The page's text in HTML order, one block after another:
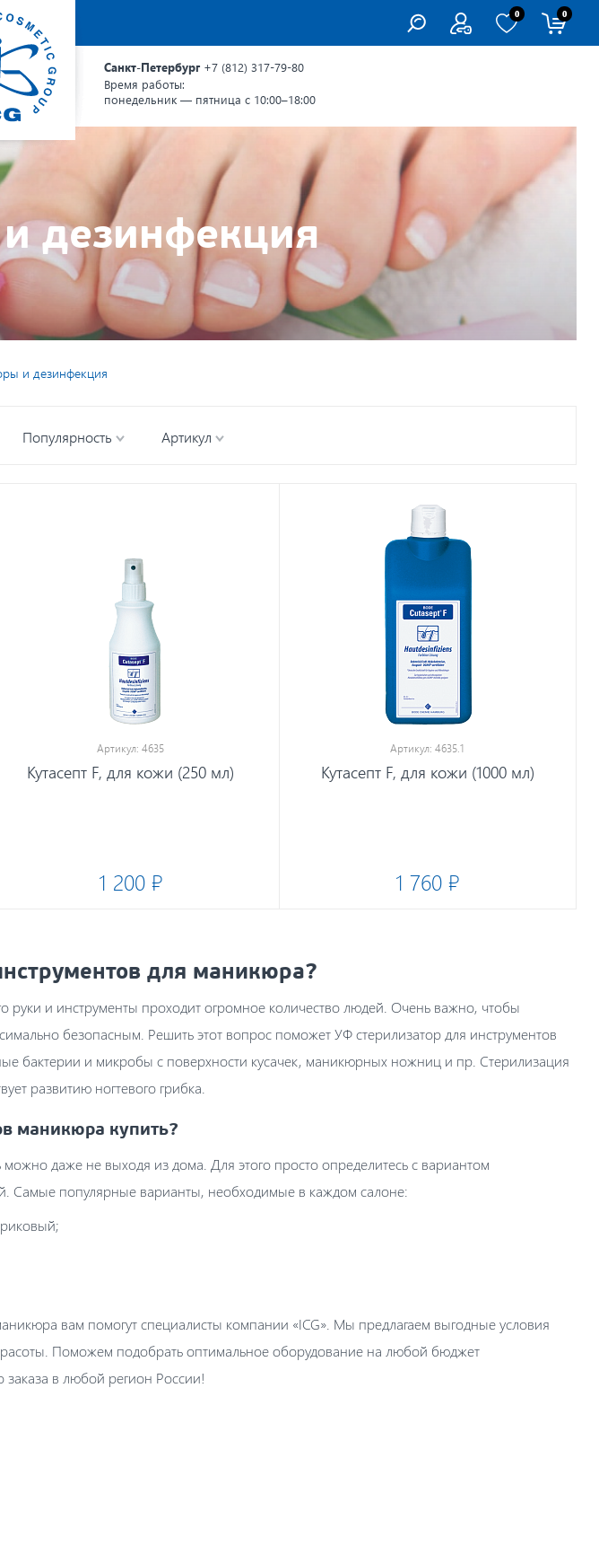
0 0
Санкт-Петербург +7 (812) 317-79-80
Время работы:
понедельник — пятница с 10:00–18:00
дезинфекция
и дезинфекция
Популярность Артикул
Артикул: 4635
Кутасепт F, для кожи (250 мл)
1 200 ₽
Артикул: 4635.1
Кутасепт F, для кожи (1000 мл)
1 760 ₽
для маникюра?
руки и инструменты проходит огромное количество людей. Очень важно, чтобы
безопасным. Решить этот вопрос поможет УФ стерилизатор для инструментов
бактерии и микробы с поверхности кусачек, маникюрных ножниц и пр. Стерилизация
развитию ногтевого грибка.
маникюра купить?
даже не выходя из дома. Для этого просто определитесь с вариантом
Самые популярные варианты, необходимые в каждом салоне:
вам помогут специалисты компании «ICG». Мы предлагаем выгодные условия
Поможем подобрать оптимальное оборудование на любой бюджет
в любой регион России!